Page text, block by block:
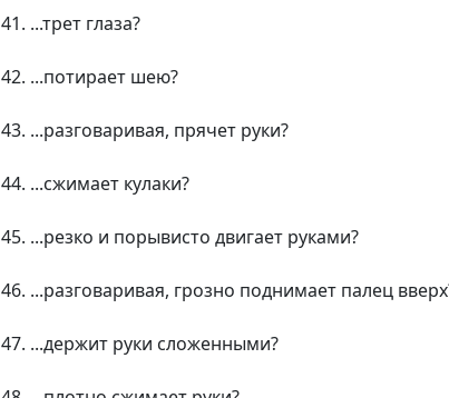
41. ...трет глаза?
42. ...потирает шею?
43. ...разговаривая, прячет руки?
44. ...сжимает кулаки?
45. ...резко и порывисто двигает руками?
46. ...разговаривая, грозно поднимает палец
47. ...держит руки сложенными?